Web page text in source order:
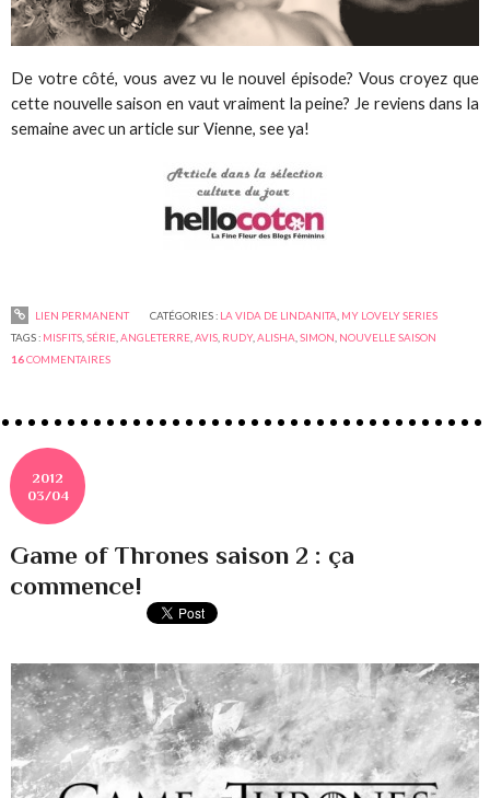
De votre côté, vous avez vu le nouvel épisode? Vous croyez que
cette nouvelle saison en vaut vraiment la peine? Je reviens dans la
semaine avec un article sur Vienne, see ya!
LIEN PERMANENT CATÉGORIES : LA VIDA DE LINDANITA, MY LOVELY SERIES
TAGS : MISFITS,SÉRIE,ANGLETERRE,AVIS, RUDY,ALISHA,SIMON, NOUVELLE SAISON
16COMMENTAIRES
2012
03/04
Game of Thrones saison 2 : ça
commence!